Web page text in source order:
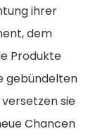
ihrer
dem
Produkte
gebündelten
sie
Chancen